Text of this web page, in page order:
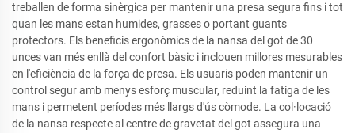
treballen de forma sinèrgica per mantenir una presa segura fins i tot
quan les mans estan humides, grasses o portant guants
protectors. Els beneficis ergonòmics de la nansa del got de 30
unces van més enllà del confort bàsic i inclouen millores mesurables
en l'eficiència de la força de presa. Els usuaris poden mantenir un
control segur amb menys esforç muscular, reduint la fatiga de les
mans i permetent períodes més llargs d'ús còmode. La col·locació
de la nansa respecte al centre de gravetat del got assegura una